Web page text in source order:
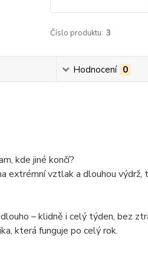
Číslo produktu: 3
Hodnocení 0
kde jiné končí?
extrémní vztlak a dlouhou výdrž,
– klidně i celý týden, bez
která funguje po celý rok.